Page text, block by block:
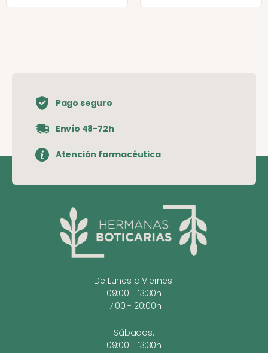
Pago seguro
Envío 48-72h
Atención farmacéutica
De Lunes a Viernes:
09:00 - 13:30h
17:00 - 20:00h
Sábados:
09:00 - 13:30h